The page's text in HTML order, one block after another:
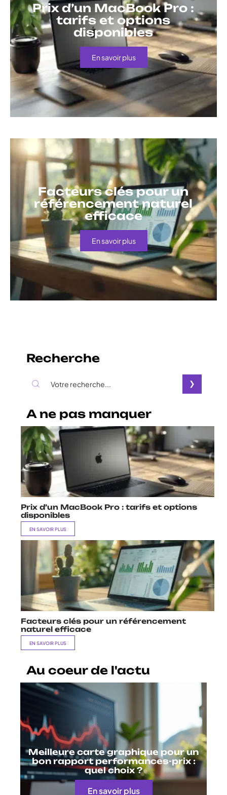
Prix d’un MacBook Pro :
tarifs et options
disponibles
En savoir plus
Facteurs clés pour un
référencement naturel
efficace
En savoir plus
Recherche
A ne pas manquer
Prix d’un MacBook Pro : tarifs et options
disponibles
EN SAVOIR PLUS
Facteurs clés pour un référencement
naturel efficace
EN SAVOIR PLUS
Au coeur de l'actu
Meilleure carte graphique pour un
bon rapport performances-prix :
quel choix ?
En savoir plus